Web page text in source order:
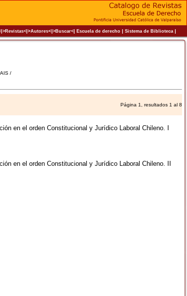
>Revistas<|>Autores<|>Buscar<|Escuela de derecho|Sistema de Biblioteca|
/
Página 1, resultados 1 al 8
en el orden Constitucional y Jurídico Laboral Chileno. I
en el orden Constitucional y Jurídico Laboral Chileno. II